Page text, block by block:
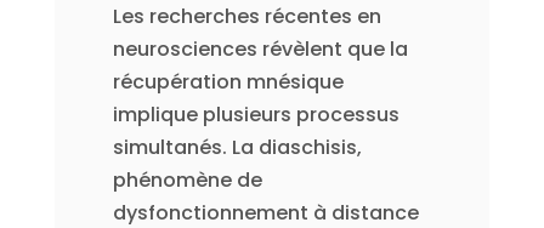
Les recherches récentes en
neurosciences révèlent que la
récupération mnésique
implique plusieurs processus
simultanés. La diaschisis,
phénomène de
dysfonctionnement à distance